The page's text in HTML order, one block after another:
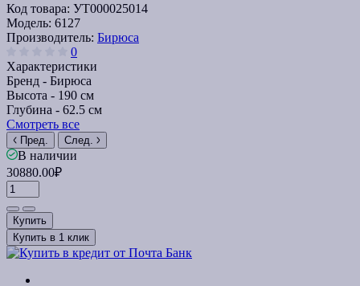
Код товара: УТ000025014
Модель: 6127
Производитель: Бирюса
0
Характеристики
Бренд - Бирюса
Высота - 190 см
Глубина - 62.5 см
Смотреть все
Пред. След.
В наличии
30880.00₽
Купить
Купить в 1 клик